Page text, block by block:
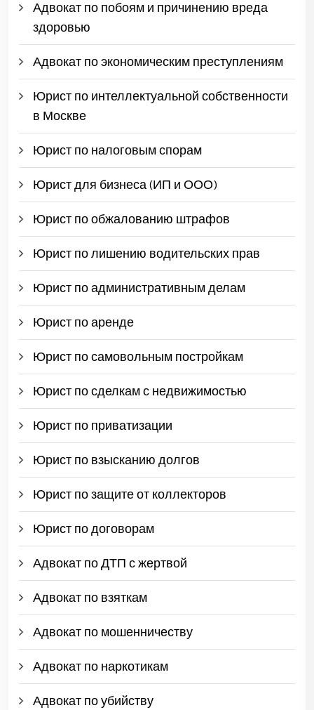
Адвокат по побоям и причинению вреда
здоровью
Адвокат по экономическим преступлениям
Юрист по интеллектуальной собственности
в Москве
Юрист по налоговым спорам
Юрист для бизнеса (ИП и ООО)
Юрист по обжалованию штрафов
Юрист по лишению водительских прав
Юрист по административным делам
Юрист по аренде
Юрист по самовольным постройкам
Юрист по сделкам с недвижимостью
Юрист по приватизации
Юрист по взысканию долгов
Юрист по защите от коллекторов
Юрист по договорам
Адвокат по ДТП с жертвой
Адвокат по взяткам
Адвокат по мошенничеству
Адвокат по наркотикам
Адвокат по убийству